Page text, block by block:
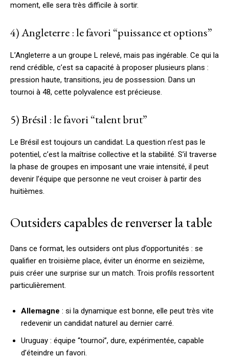
moment, elle sera très difficile à sortir.
4) Angleterre : le favori “puissance et options”
L’Angleterre a un groupe L relevé, mais pas ingérable. Ce qui la
rend crédible, c’est sa capacité à proposer plusieurs plans :
pression haute, transitions, jeu de possession. Dans un
tournoi à 48, cette polyvalence est précieuse.
5) Brésil : le favori “talent brut”
Le Brésil est toujours un candidat. La question n’est pas le
potentiel, c’est la maîtrise collective et la stabilité. S’il traverse
la phase de groupes en imposant une vraie intensité, il peut
devenir l’équipe que personne ne veut croiser à partir des
huitièmes.
Outsiders capables de renverser la table
Dans ce format, les outsiders ont plus d’opportunités : se
qualifier en troisième place, éviter un énorme en seizième,
puis créer une surprise sur un match. Trois profils ressortent
particulièrement.
Allemagne : si la dynamique est bonne, elle peut très vite
redevenir un candidat naturel au dernier carré.
Uruguay : équipe “tournoi”, dure, expérimentée, capable
d’éteindre un favori.